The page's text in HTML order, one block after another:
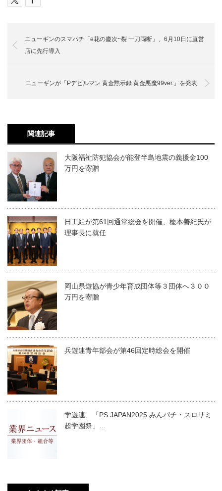
ニューギンのスマパチ「e花の慶次~裂 一刀両断」、6月10日に直営
店に先行導入
ニューギンが「Pデビルマン 黄金黙示録 黄金悪魔99ver.」を発表
関連記事
大阪福祉防犯協会が能登半島地震の義援金100
万円を寄贈
日工組が第61回通常総会を開催、榎本善紀氏が
理事長に就任
岡山県遊協が青少年育成団体等３団体へ３００
万円を寄贈
兵遊連青年部会が第46回定時総会を開催
学遊連、「PS:JAPAN2025 みんパチ・スロサミ
超学園祭」…